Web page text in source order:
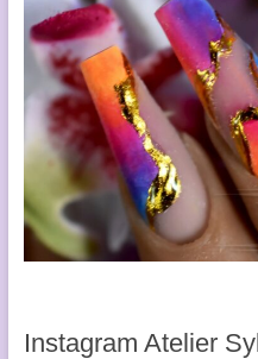
Instagram Atelier